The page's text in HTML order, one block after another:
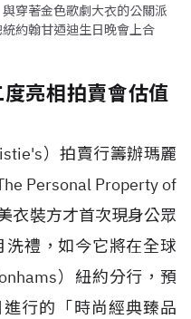
穿著金色歌劇大衣的公關派
約翰甘迺迪生日晚會上合
亮相拍賣會估值
）拍賣行籌辦瑪麗
Personal Property of
衣裝方才首次現身公眾
禮，如今它將在全球
）紐約分行，預
行的「時尚經典臻品